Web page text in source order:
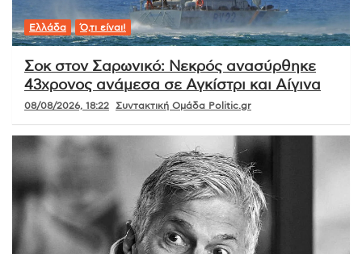
Ελλάδα Ό,τι είναι!
Σοκ στον Σαρωνικό: Νεκρός ανασύρθηκε
43χρονος ανάμεσα σε Αγκίστρι και Αίγινα
08/08/2026, 18:22 Συντακτική Ομάδα Politic.gr